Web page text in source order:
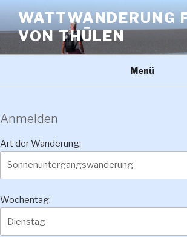
Inhalt
springen
WATTWANDERUNG
VON THÜLEN
Menü
Anmelden
Art der Wanderung:
Wochentag: